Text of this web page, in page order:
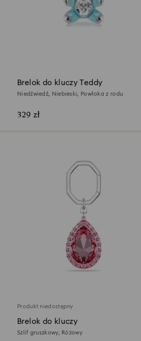
Brelok do kluczy Teddy
Niedźwiedź, Niebieski, Powłoka z rodu
329 zł
Produkt niedostępny
Brelok do kluczy
Szlif gruszkowy, Różowy